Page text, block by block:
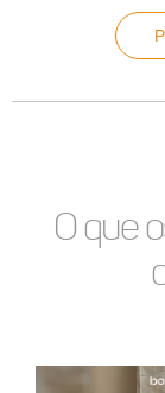
O que